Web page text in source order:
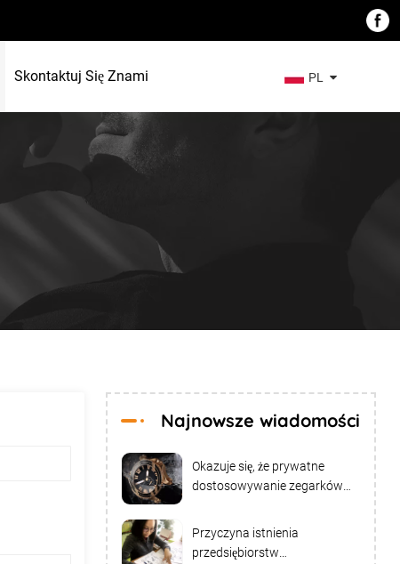
Skontaktuj Się Znami PL
Najnowsze wiadomości
Okazuje się, że prywatne
dostosowywanie zegarków
Przyczyna istnienia
przedsiębiorstw